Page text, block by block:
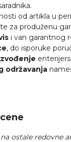
od artikla u
za produženu
i van garantnog
, do isporuke
održavanja
ostale redovne